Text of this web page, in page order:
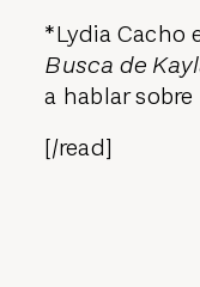
*Lydia Cacho
Busca de
a hablar
[/read]